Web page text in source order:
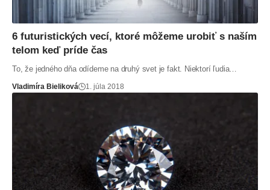
6 futuristických vecí, ktoré môžeme urobiť s naším
telom keď príde čas
To, že jedného dňa odídeme na druhý svet je fakt. Niektorí ľudia…
Vladimíra Bieliková 1. júla 2018